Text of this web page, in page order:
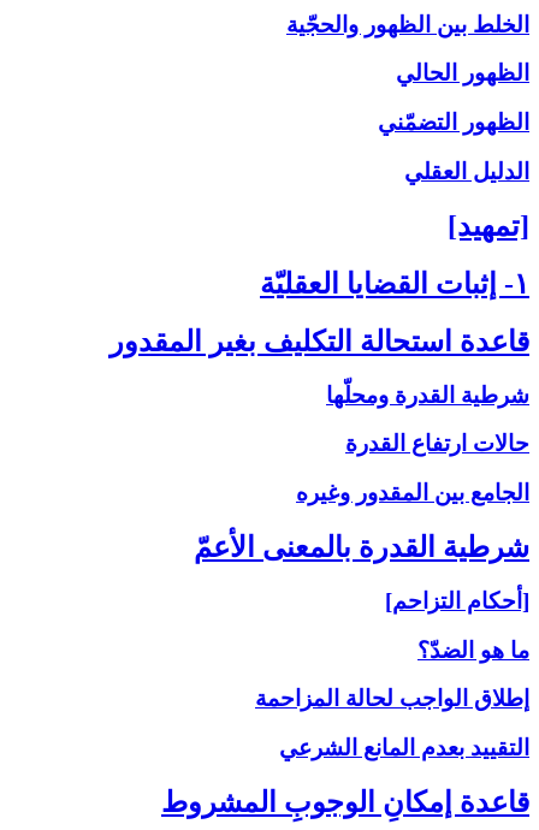
الخلط بين الظهور والحجّية
الظهور الحالي
الظهور التضمّني
الدليل العقلي
[تمهيد]
۱- إثبات القضايا العقليّة
قاعدة استحالة التكليف بغير المقدور
شرطية القدرة ومحلّها
حالات ارتفاع القدرة
الجامع بين المقدور وغيره
شرطية القدرة بالمعنى‏ الأعمّ‏
[أحكام التزاحم]
ما هو الضدّ؟
إطلاق الواجب لحالة المزاحمة
التقييد بعدم المانع الشرعي
قاعدة إمكانِ الوجوبِ المشروط